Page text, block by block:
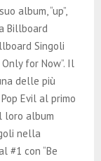
album, “up”,
Billboard
Singoli
Only for Now”. Il
delle più
Evil al primo
loro album
nella
#1 con “Be